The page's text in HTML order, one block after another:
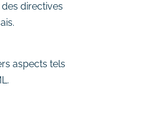
directives
aspects tels